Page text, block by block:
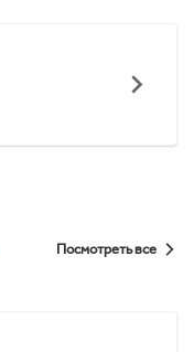
Посмотреть все